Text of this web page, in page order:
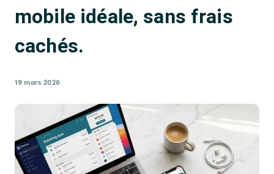
mobile idéale, sans frais
cachés.
19 mars 2026